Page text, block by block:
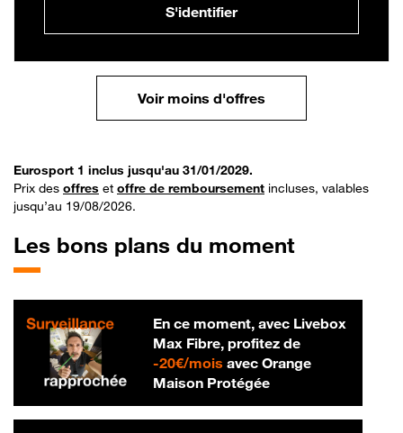
S'identifier
Voir moins d'offres
Eurosport 1 inclus jusqu'au 31/01/2029.
Prix des offres et offre de remboursement incluses, valables
jusqu’au 19/08/2026.
Les bons plans du moment
En ce moment, avec Livebox
Max Fibre, profitez de
-20€/mois20 € par mois
avec Orange
Maison Protégée